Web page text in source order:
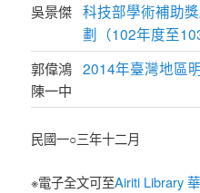
吳景傑 科技部學術補助
劃（102年度至
郭偉鴻
陳一中
2014年臺灣地區
民國一○三年十二月
※電子全文可至Airiti Library